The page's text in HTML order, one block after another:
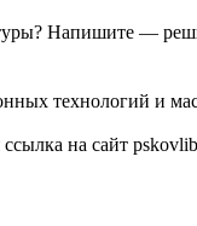
Напишите —
технологий и
на сайт